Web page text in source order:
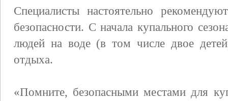
Специалисты настоятельно
безопасности. С начала купального
людей на воде (в том числе двое
отдыха.
«Помните, безопасными местами для